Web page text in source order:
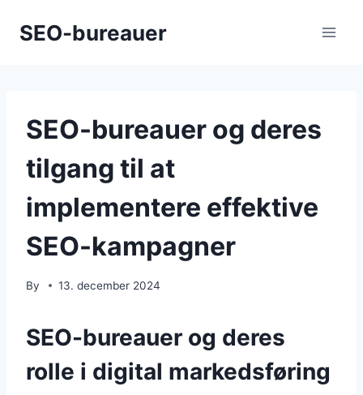
SEO-bureauer
SEO-bureauer og deres
tilgang til at
implementere effektive
SEO-kampagner
By 13. december 2024
SEO-bureauer og deres
rolle i digital markedsføring